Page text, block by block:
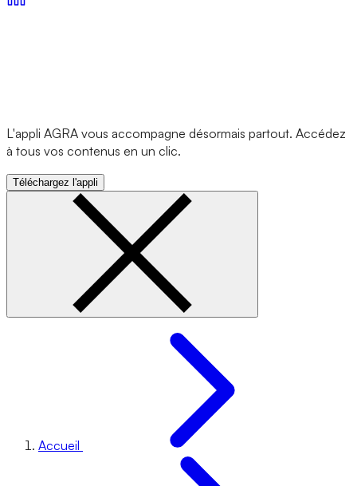
L'appli AGRA vous accompagne désormais partout. Accédez
à tous vos contenus en un clic.
Téléchargez l'appli
Accueil